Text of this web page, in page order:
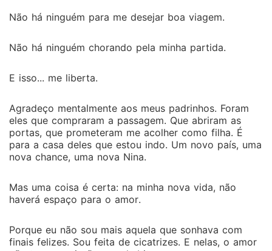
Não há ninguém para me desejar boa viagem.
Não há ninguém chorando pela minha partida.
E isso... me liberta.
Agradeço mentalmente aos meus padrinhos. Foram
eles que compraram a passagem. Que abriram as
portas, que prometeram me acolher como filha. É
para a casa deles que estou indo. Um novo país, uma
nova chance, uma nova Nina.
Mas uma coisa é certa: na minha nova vida, não
haverá espaço para o amor.
Porque eu não sou mais aquela que sonhava com
finais felizes. Sou feita de cicatrizes. E nelas, o amor